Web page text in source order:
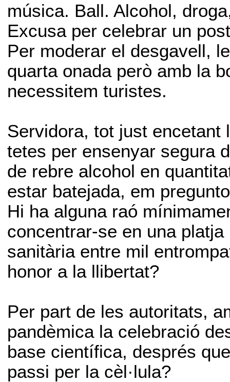
música. Ball. Alcohol,
Excusa per celebrar un
Per moderar el desgavell,
quarta onada però amb la
necessitem turistes.
Servidora, tot just
tetes per ensenyar segura
de rebre alcohol en
estar batejada, em
Hi ha alguna raó
concentrar-se en una
sanitària entre mil
honor a la llibertat?
Per part de les autoritats,
pandèmica la celebració
base científica, després
passi per la cèl·lula?